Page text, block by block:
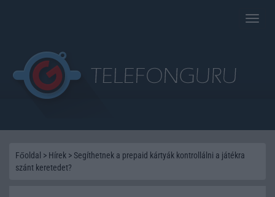
Toggle
Főoldal > Hírek > Segíthetnek a prepaid kártyák kontrollálni a játékra
szánt keretedet?